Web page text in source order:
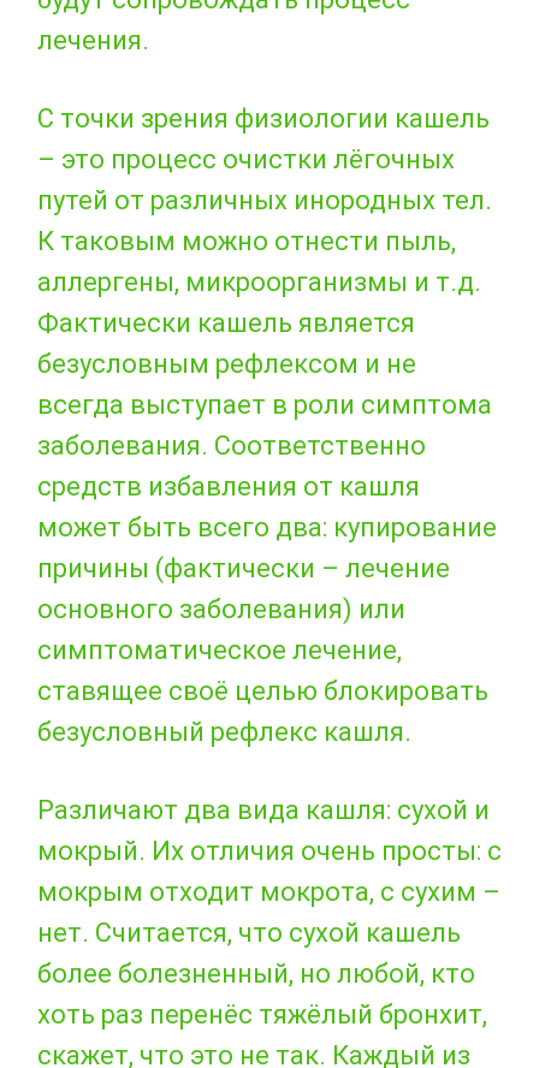
лечения.
С точки зрения физиологии кашель
– это процесс очистки лёгочных
путей от различных инородных тел.
К таковым можно отнести пыль,
аллергены, микроорганизмы и т.д.
Фактически кашель является
безусловным рефлексом и не
всегда выступает в роли симптома
заболевания. Соответственно
средств избавления от кашля
может быть всего два: купирование
причины (фактически – лечение
основного заболевания) или
симптоматическое лечение,
ставящее своё целью блокировать
безусловный рефлекс кашля.
Различают два вида кашля: сухой и
мокрый. Их отличия очень просты: с
мокрым отходит мокрота, с сухим –
нет. Считается, что сухой кашель
более болезненный, но любой, кто
хоть раз перенёс тяжёлый бронхит,
скажет, что это не так. Каждый из